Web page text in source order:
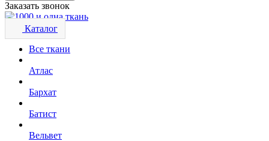
Заказать звонок
Каталог
Все ткани
Атлас
Бархат
Батист
Вельвет